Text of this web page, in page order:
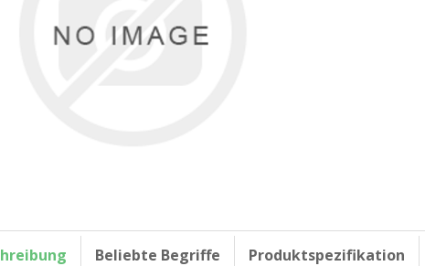
Beliebte Begriffe Produktspezifikation